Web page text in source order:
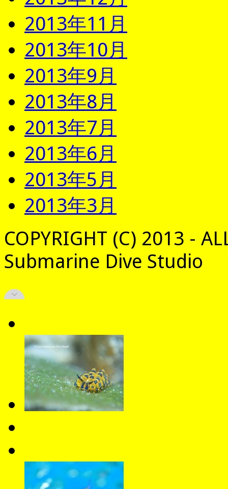
2013年11月
2013年10月
2013年9月
2013年8月
2013年7月
2013年6月
2013年5月
2013年3月
COPYRIGHT (C) 2013 -
Submarine Dive Studio